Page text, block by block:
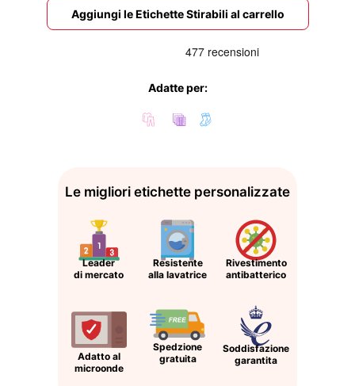
Aggiungi le Etichette Stirabili al carrello
Adatte per:
Le migliori etichette personalizzate
Leader
di mercato
Resistente
alla lavatrice
Rivestimento
antibatterico
Adatto al
microonde
Spedzione
gratuita
Soddisfazione
garantita